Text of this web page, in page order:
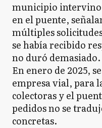
municipio intervino
en el puente,
múltiples
se había recibido
no duró demasiado.
En enero de 2025,
empresa vial, para
colectoras y el
pedidos no se
concretas.